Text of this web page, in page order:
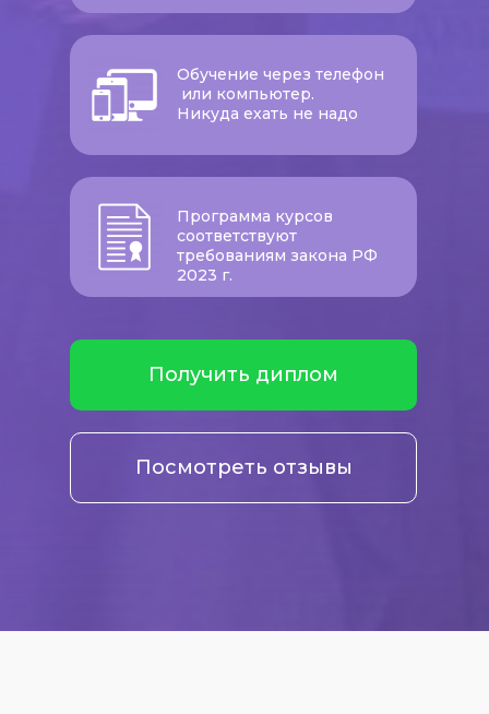
Получить диплом
Обучение через телефон
или компьютер.
Никуда ехать не надо
Программа курсов
соответствуют
требованиям закона РФ
2023 г.
Посмотреть отзывы